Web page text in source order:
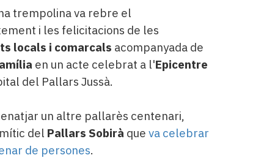
trempolina va rebre el
i les felicitacions de les
locals i comarcals acompanyada de
en un acte celebrat a l'Epicentre
del Pallars Jussà.
un altre pallarès centenari,
del Pallars Sobirà que va celebrar
de persones.